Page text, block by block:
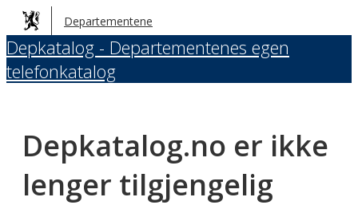
Hopp
til
hovedinnhold
Departementene
Depkatalog - Departementenes egen
telefonkatalog
Depkatalog.no er ikke
lenger tilgjengelig